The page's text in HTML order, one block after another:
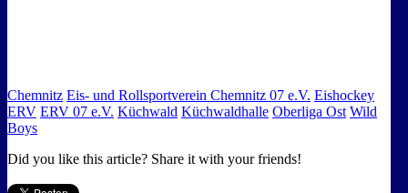
Chemnitz Eis- und Rollsportverein Chemnitz 07 e.V. Eishockey
ERV ERV 07 e.V. Küchwald Küchwaldhalle Oberliga Ost Wild
Boys
Did you like this article? Share it with your friends!